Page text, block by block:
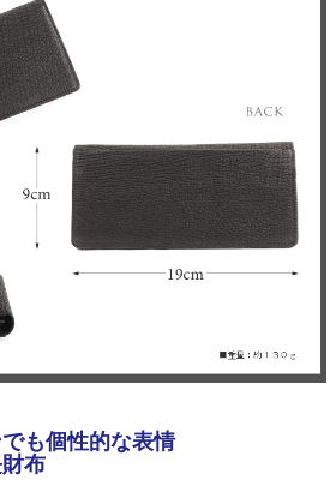
も個性的な表情
布